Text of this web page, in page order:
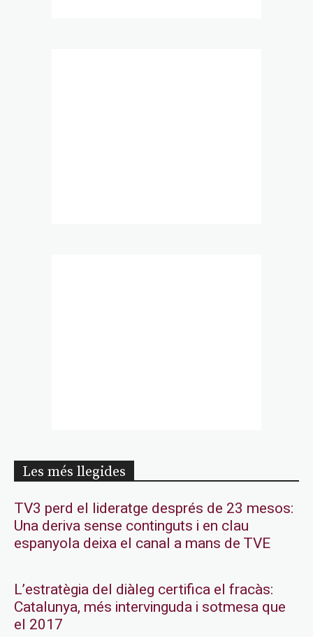
Les més llegides
TV3 perd el lideratge després de 23 mesos:
Una deriva sense continguts i en clau
espanyola deixa el canal a mans de TVE
L’estratègia del diàleg certifica el fracàs:
Catalunya, més intervinguda i sotmesa que
el 2017